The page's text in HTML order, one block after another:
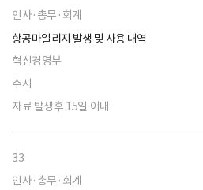
인사·총무·회계
항공마일리지 발생 및 사용 내역
혁신경영부
수시
자료 발생후 15일 이내
33
인사·총무·회계